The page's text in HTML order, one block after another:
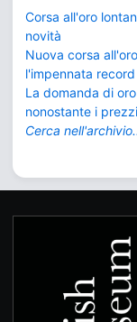
Corsa all'oro
novità
Nuova corsa
l'impennata
La domanda di
nonostante i
Cerca